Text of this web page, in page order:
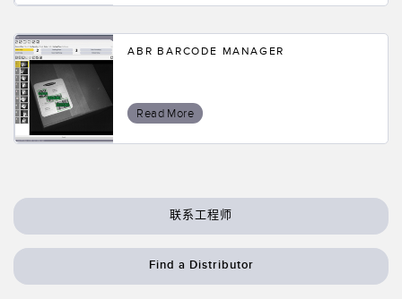
ABR BARCODE MANAGER
Read More
联系工程师
Find a Distributor